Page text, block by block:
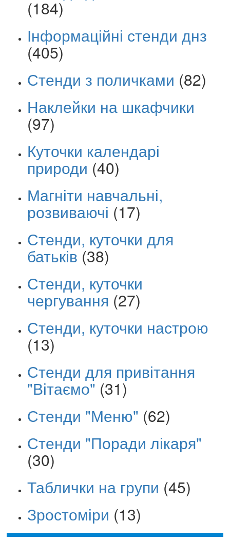
(184)
Інформаційні стенди днз
(405)
Стенди з поличками (82)
Наклейки на шкафчики
(97)
Куточки календарі
природи (40)
Магніти навчальні,
розвиваючі (17)
Стенди, куточки для
батьків (38)
Стенди, куточки
чергування (27)
Стенди, куточки настрою
(13)
Стенди для привітання
"Вітаємо" (31)
Стенди "Меню" (62)
Стенди "Поради лікаря"
(30)
Таблички на групи (45)
Зростоміри (13)